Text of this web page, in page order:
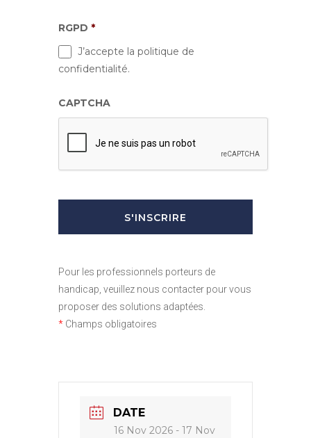
RGPD *
J’accepte la politique de
confidentialité.
CAPTCHA
Pour les professionnels porteurs de
handicap, veuillez nous contacter pour vous
proposer des solutions adaptées.
* Champs obligatoires
DATE
16 Nov 2026 - 17 Nov